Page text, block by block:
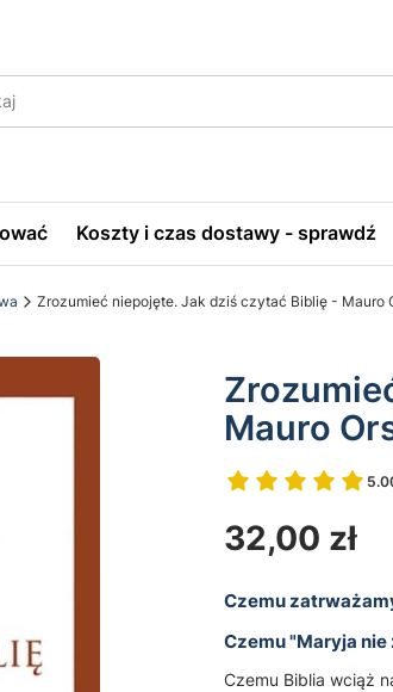
Koszty i czas dostawy - sprawdź
Zrozumieć niepojęte. Jak dziś czytać Biblię - Mauro
Mauro
Cena
32,00 zł
Czemu
Czemu "Maryja nie
Czemu Biblia wciąż